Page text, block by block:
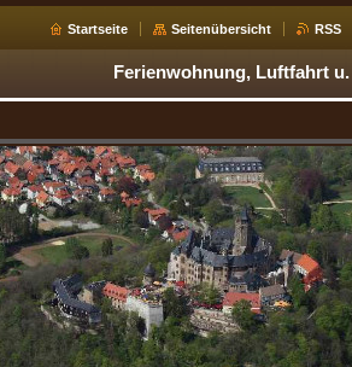
Startseite Seitenübersicht RSS
Ferienwohnung, Luftfahrt